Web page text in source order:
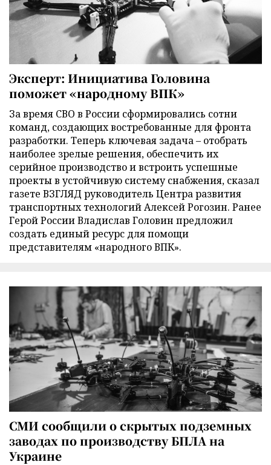
Эксперт: Инициатива Головина
поможет «народному ВПК»
За время СВО в России сформировались сотни
команд, создающих востребованные для фронта
разработки. Теперь ключевая задача – отобрать
наиболее зрелые решения, обеспечить их
серийное производство и встроить успешные
проекты в устойчивую систему снабжения, сказал
газете ВЗГЛЯД руководитель Центра развития
транспортных технологий Алексей Рогозин. Ранее
Герой России Владислав Головин предложил
создать единый ресурс для помощи
представителям «народного ВПК».
СМИ сообщили о скрытых подземных
заводах по производству БПЛА на
Украине